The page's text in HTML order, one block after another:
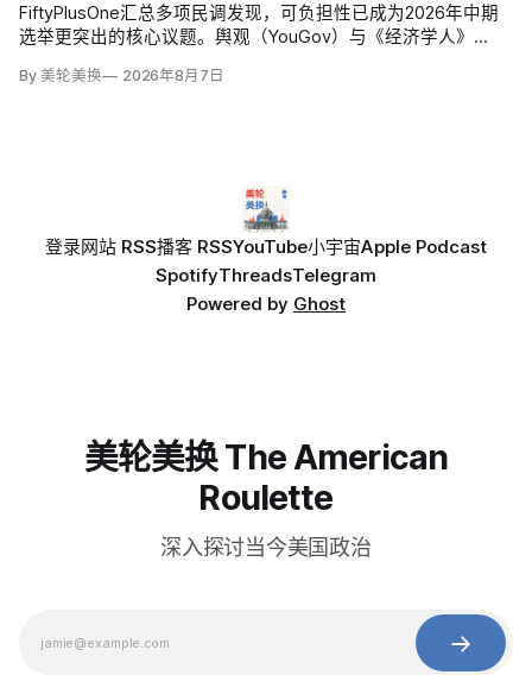
FiftyPlusOne汇总多项民调发现，可负担性已成为2026年中期
选举更突出的核心议题。舆观（YouGov）与《经济学人》
题的美国人，从2024年10月的24%升至今年5月的30%，本周进
By 美轮美换 2026年8月7日
登录网站 RSS播客 RSSYouTube小宇宙Apple Podcast
SpotifyThreadsTelegram
Powered by Ghost
美轮美换 The American
Roulette
深入探讨当今美国政治